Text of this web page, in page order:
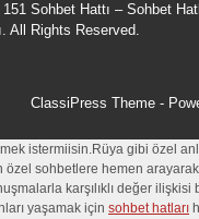
Sohbet Hattı – Sohbet
All Rights Reserved.
ClassiPress Theme-
istermiisin.Rüya gibi özel
özel sohbetlere hemen
karşılıklı değer
yaşamak için sohbet hatları